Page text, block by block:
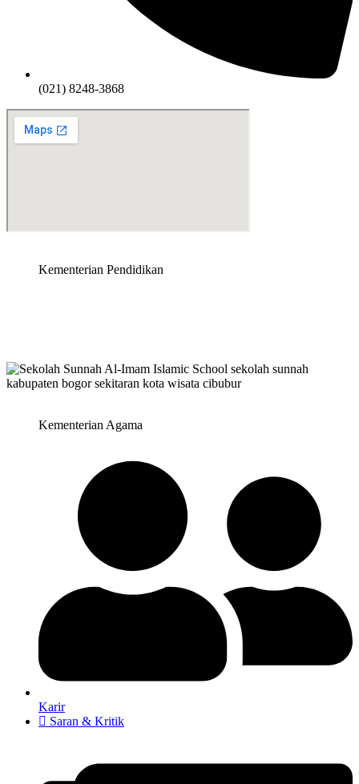
(021) 8248-3868
Kementerian Pendidikan
Kementerian Agama
Karir
Saran & Kritik